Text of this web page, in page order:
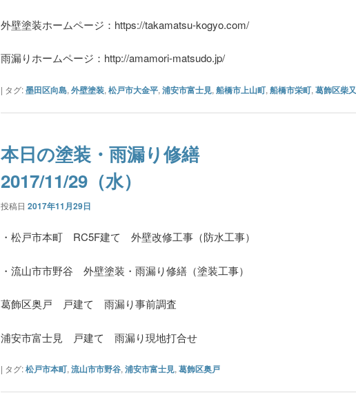
外壁塗装ホームページ：https://takamatsu-kogyo.com/
雨漏りホームページ：http://amamori-matsudo.jp/
| タグ:墨田区向島, 外壁塗装, 松戸市大金平, 浦安市富士見, 船橋市上山町, 船橋市栄町, 葛飾区柴又
本日の塗装・雨漏り修繕
2017/11/29（水）
投稿日 2017年11月29日
・松戸市本町 RC5F建て 外壁改修工事（防水工事）
・流山市市野谷 外壁塗装・雨漏り修繕（塗装工事）
葛飾区奥戸 戸建て 雨漏り事前調査
浦安市富士見 戸建て 雨漏り現地打合せ
| タグ:松戸市本町, 流山市市野谷, 浦安市富士見, 葛飾区奥戸